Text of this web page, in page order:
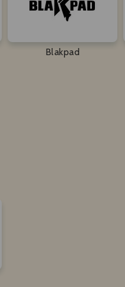
Blakpad